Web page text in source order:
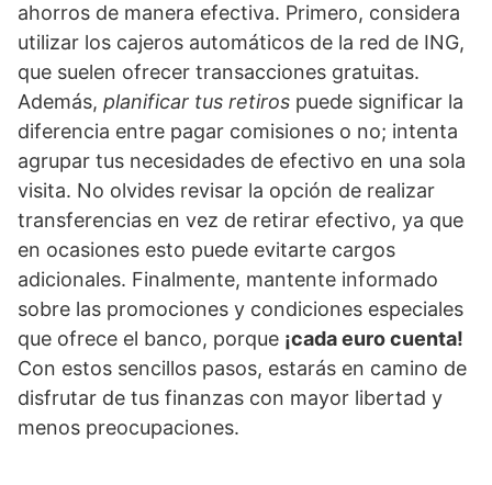
ahorros de manera efectiva. Primero, considera
utilizar los cajeros automáticos de la red de ING,
que suelen ofrecer transacciones gratuitas.
Además, planificar tus retiros puede significar la
diferencia entre pagar comisiones o no; intenta
agrupar tus necesidades de efectivo en una sola
visita. No olvides revisar la opción de realizar
transferencias en vez de retirar efectivo, ya que
en ocasiones esto puede evitarte cargos
adicionales. Finalmente, mantente informado
sobre las promociones y condiciones especiales
que ofrece el banco, porque ¡cada euro cuenta!
Con estos sencillos pasos, estarás en camino de
disfrutar de tus finanzas con mayor libertad y
menos preocupaciones.